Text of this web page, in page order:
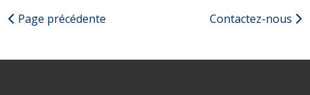
Page précédente Contactez-nous